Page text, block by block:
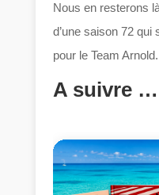
Nous en resterons
d’une saison 72
pour le Team Arnold.
A suivre …